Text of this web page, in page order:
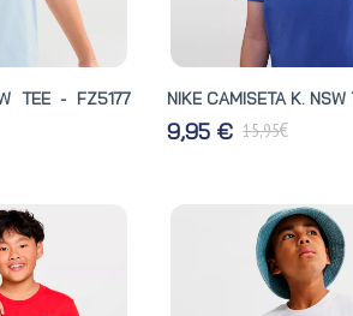
TEE - FZ5177
NIKE CAMISETA K. NSW
9,95 € 15,95€